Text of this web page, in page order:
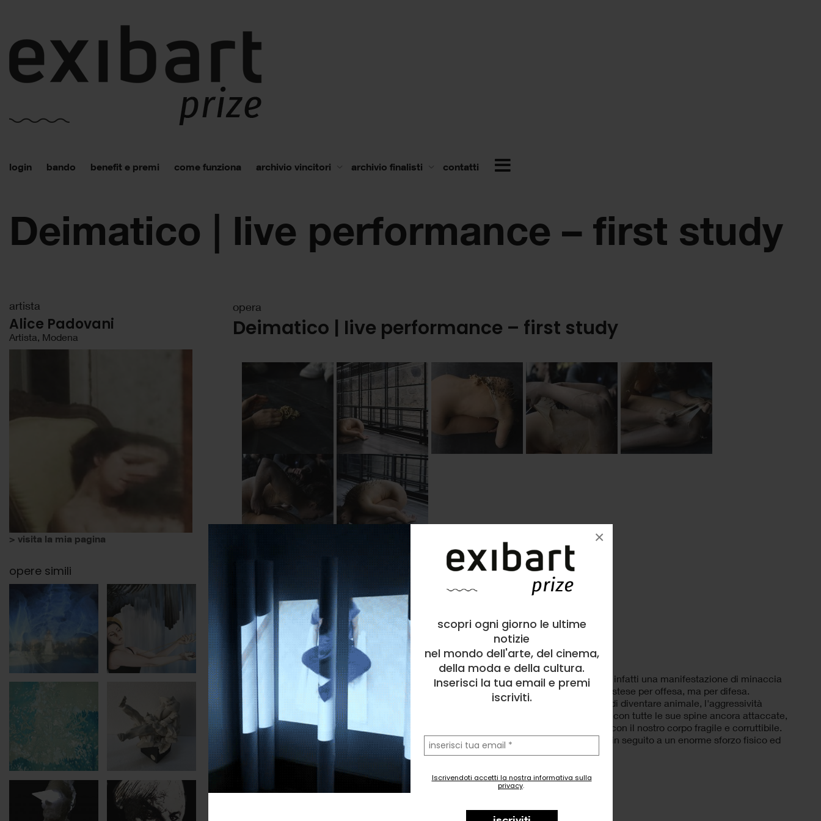
scopri ogni giorno le ultime
notizie
nel mondo dell'arte, del cinema,
della moda e della cultura.
Inserisci la tua email e premi
iscriviti.
la
tua
email
Iscrivendoti accetti la nostra informativa sulla
privacy.
×
login bando benefit e premi come funziona archivio vincitori archivio finalisti contatti
Deimatico | live performance – first study
opera
Deimatico | live performance – first study
categoria Performance
soggetto Animale, Figura umana, Natura, Nudo
tags metamorfosi pelle,spine, cambiamento
minuti 10
secondi
anno 2022
Deimatico è un progetto sulla paura. Nel regno animale, il comportamento deimatico è infatti una manifestazione di minaccia
volta a spaventare, intimidire o anche solo distrarre i predatori. Le spine non vengono estese per offesa, ma per difesa.
L'opera racconta i diversi livelli di questa urgenza: il bisogno di protezione, il desiderio di diventare animale, l'aggressività
finalizzata alla propria conservazione, l'insicurezza mimetizzata. Infine, una vera pelle, con tutte le sue spine ancora attaccate,
ci parla dello scoprirsi e dell'esporsi, del togliere lo strato di spine e di paure per vivere con il nostro corpo fragile e corruttibile.
Ciò che vediamo in questa azione è l'Ecdisi, il processo di liberarsi della vecchia pelle in seguito a un enorme sforzo fisico ed
emotivo per offrire la nostra parte più vulnerabile.
Sound design | Le Piccole Morti
Estratti da "Tre Movimenti al Nero
artista
Alice Padovani
Artista, Modena
> visita la mia pagina
opere simili